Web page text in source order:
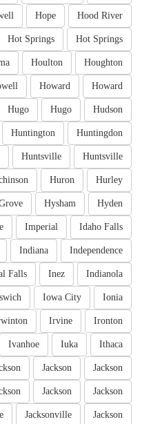
Hood River
Hope
Hot Springs
Hot Springs
Houghton
Houlton
Howard
Howard
Hudson
Hugo
Hugo
Huntingdon
Huntington
Huntsville
Huntsville
Hurley
Huron
Hyden
Hysham
Idaho Falls
Imperial
Independence
Indiana
Indianola
Inez
Falls
Ionia
Iowa City
Ironton
Irvine
Ithaca
Iuka
Ivanhoe
Jackson
Jackson
Jackson
Jackson
Jackson
Jacksonville